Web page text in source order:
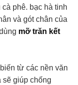
phê. bạc hà tinh
và gót chân của
mỡ trăn kết
từ các nền văn
sẽ giúp chống